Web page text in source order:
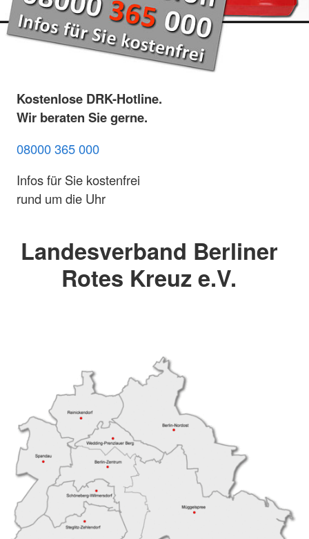
Kostenlose DRK-Hotline.
Wir beraten Sie gerne.
08000 365 000
Infos für Sie kostenfrei
rund um die Uhr
Landesverband Berliner
Rotes Kreuz e.V.